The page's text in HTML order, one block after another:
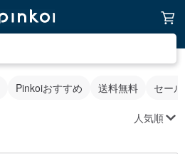
Pinkoiおすすめ 送料無料 セー
人気順